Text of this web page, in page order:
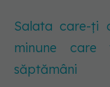
Salata care-ți
minune
săptămâni